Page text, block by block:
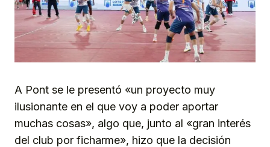
A Pont se le presentó «un proyecto muy
ilusionante en el que voy a poder aportar
muchas cosas», algo que, junto al «gran interés
del club por ficharme», hizo que la decisión